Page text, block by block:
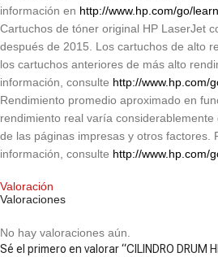
información en http://www.hp.com/go/
Cartuchos de tóner original HP LaserJet
después de 2015. Los cartuchos de alto
los cartuchos anteriores de más alto
información, consulte http://www.hp.com/
Rendimiento promedio aproximado en
rendimiento real varía
de las páginas impresas y otros factores.
información, consulte http://www.hp.com/
Valoración
Valoraciones
No hay valoraciones aún.
Sé el primero en valorar “CILINDRO DRUM